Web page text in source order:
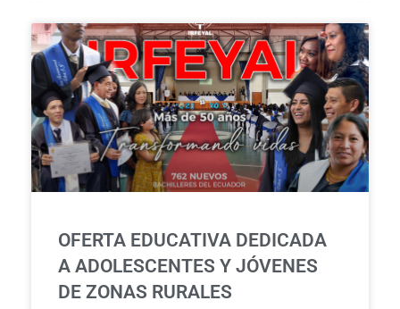
OFERTA EDUCATIVA DEDICADA
A ADOLESCENTES Y JÓVENES
DE ZONAS RURALES